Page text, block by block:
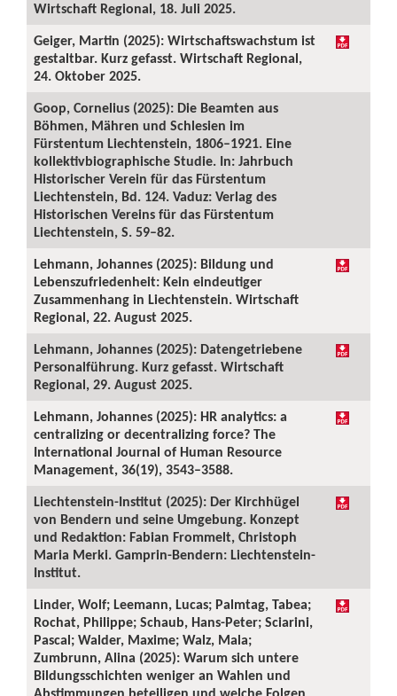
Wirtschaft Regional, 18. Juli 2025.
Geiger, Martin (2025): Wirtschaftswachstum ist
gestaltbar. Kurz gefasst. Wirtschaft Regional,
24. Oktober 2025.
Goop, Cornelius (2025): Die Beamten aus
Böhmen, Mähren und Schlesien im
Fürstentum Liechtenstein, 1806–1921. Eine
kollektivbiographische Studie. In: Jahrbuch
Historischer Verein für das Fürstentum
Liechtenstein, Bd. 124. Vaduz: Verlag des
Historischen Vereins für das Fürstentum
Liechtenstein, S. 59–82.
Lehmann, Johannes (2025): Bildung und
Lebenszufriedenheit: Kein eindeutiger
Zusammenhang in Liechtenstein. Wirtschaft
Regional, 22. August 2025.
Lehmann, Johannes (2025): Datengetriebene
Personalführung. Kurz gefasst. Wirtschaft
Regional, 29. August 2025.
Lehmann, Johannes (2025): HR analytics: a
centralizing or decentralizing force? The
International Journal of Human Resource
Management, 36(19), 3543–3588.
Liechtenstein-Institut (2025): Der Kirchhügel
von Bendern und seine Umgebung. Konzept
und Redaktion: Fabian Frommelt, Christoph
Maria Merki. Gamprin-Bendern: Liechtenstein-
Institut.
Linder, Wolf; Leemann, Lucas; Palmtag, Tabea;
Rochat, Philippe; Schaub, Hans-Peter; Sciarini,
Pascal; Walder, Maxime; Walz, Mala;
Zumbrunn, Alina (2025): Warum sich untere
Bildungsschichten weniger an Wahlen und